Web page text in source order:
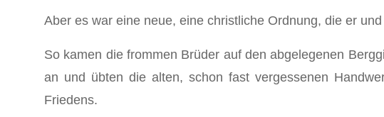
Aber es war eine neue, eine christliche Ordnung, die er
So kamen die frommen Brüder auf den abgelegenen
an und übten die alten, schon fast vergessenen
Friedens.